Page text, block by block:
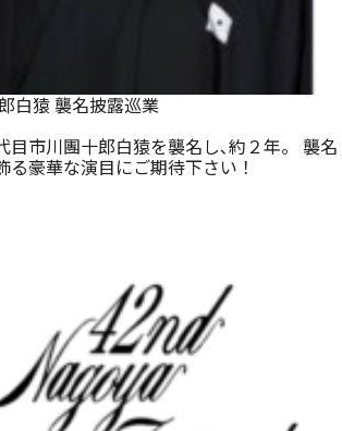
白猿 襲名披露巡業
目市川團十郎白猿を襲名し､約２年。 襲名
豪華な演目にご期待下さい！